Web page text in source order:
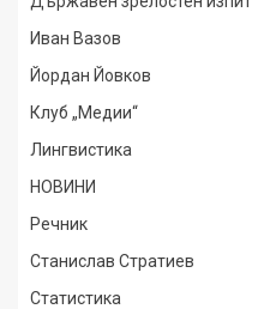
Иван Вазов
Йордан Йовков
Клуб „Медии“
Лингвистика
НОВИНИ
Речник
Станислав Стратиев
Статистика